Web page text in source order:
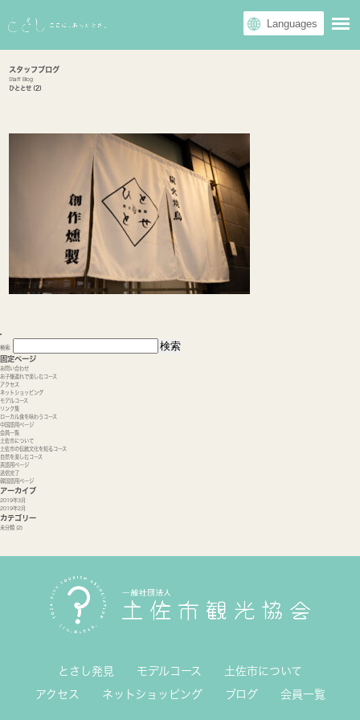
スタッフブログ
Staff Blog
ひととせ (2)
検索:
固定ページ
お問い合わせ
お子様連れで楽しむコース
アクセス
ネットショッピング
モデルコース
リンク集
ローカル食を味わうコース
中国語用ページ
会員一覧
土佐市について
土佐市の伝統文化を知るコース
自然を楽しむコース
英語用ページ
送信完了
韓国語用ページ
アーカイブ
2019年3月
2019年2月
カテゴリー
未分類 (2)
とさし発見 モデルコース 土佐市について
アクセス ネットショッピング ブログ 会員一覧